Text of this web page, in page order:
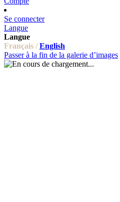
Se connecter
Langue
Langue
Français / English
Passer à la fin de la galerie d’images